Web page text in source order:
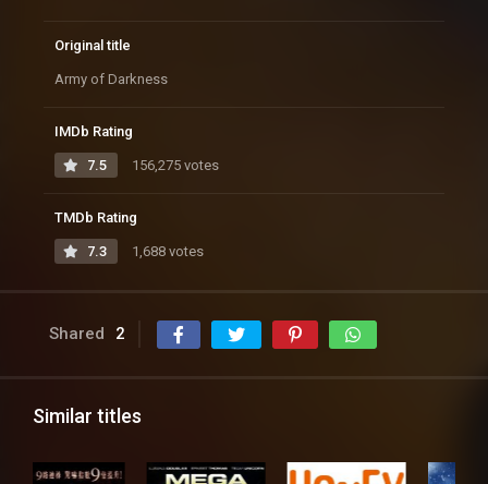
Original title
Army of Darkness
IMDb Rating
7.5 156,275 votes
TMDb Rating
7.3 1,688 votes
Shared 2
Similar titles